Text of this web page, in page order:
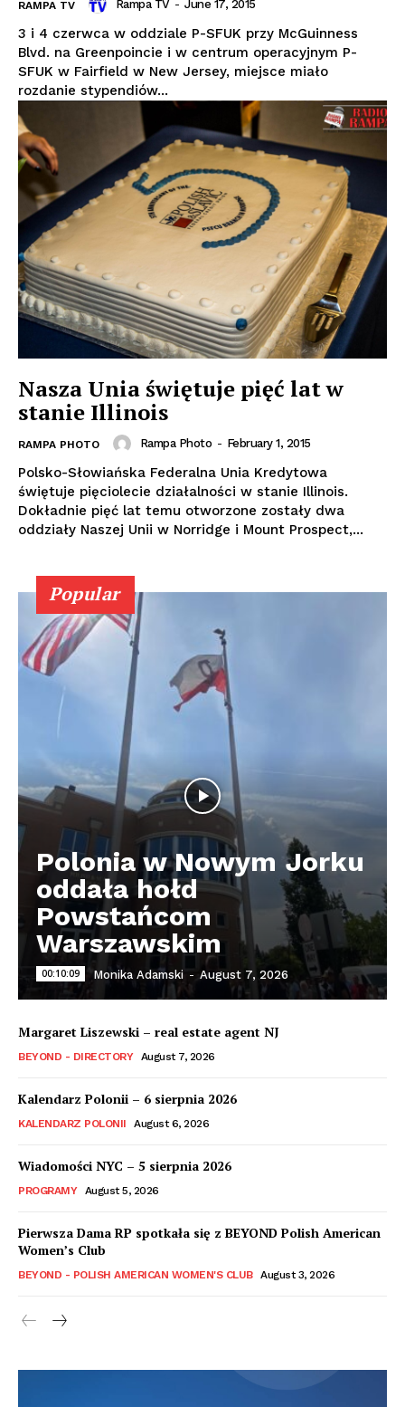
RAMPA TV Rampa TV - June 17, 2015
3 i 4 czerwca w oddziale P-SFUK przy McGuinness
Blvd. na Greenpoincie i w centrum operacyjnym P-
SFUK w Fairfield w New Jersey, miejsce miało
rozdanie stypendiów...
Nasza Unia świętuje pięć lat w
stanie Illinois
RAMPA PHOTO Rampa Photo - February 1, 2015
Polsko-Słowiańska Federalna Unia Kredytowa
świętuje pięciolecie działalności w stanie Illinois.
Dokładnie pięć lat temu otworzone zostały dwa
oddziały Naszej Unii w Norridge i Mount Prospect,...
Popular
Polonia w Nowym Jorku
oddała hołd
Powstańcom
Warszawskim
00:10:09 Monika Adamski - August 7, 2026
Margaret Liszewski – real estate agent NJ
BEYOND - DIRECTORY August 7, 2026
Kalendarz Polonii – 6 sierpnia 2026
KALENDARZ POLONII August 6, 2026
Wiadomości NYC – 5 sierpnia 2026
PROGRAMY August 5, 2026
Pierwsza Dama RP spotkała się z BEYOND Polish American
Women’s Club
BEYOND - POLISH AMERICAN WOMEN'S CLUB August 3, 2026